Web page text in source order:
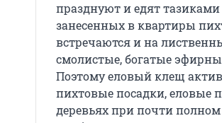
празднуют и едят
занесенных в квартиры
встречаются и на
смолистые, богатые
Поэтому еловый клещ
пихтовые посадки,
деревьях при почти